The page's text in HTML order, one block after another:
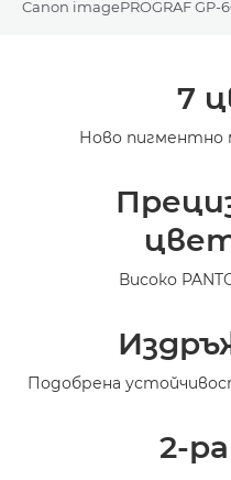
Canon imagePROGRAF GP-
7
Ново пигментно
Високо
Подобрена
2-